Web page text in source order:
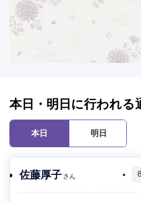
本日・明日に行われる
本日 明日
佐藤厚子 さん